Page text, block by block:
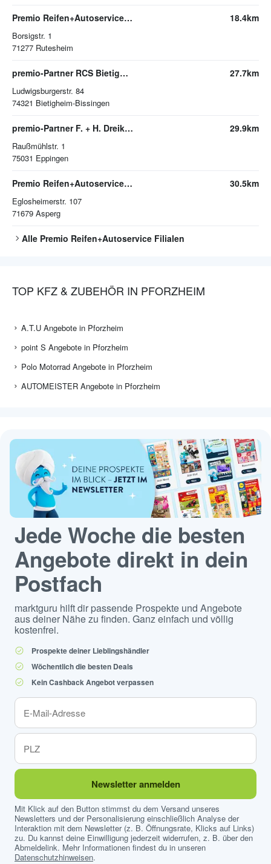
Premio Reifen+Autoservice Rutesheim
Borsigstr. 1
71277 Rutesheim
18.4km
premio-Partner RCS Bietigheim-Bissingen
Ludwigsburgerstr. 84
74321 Bietigheim-Bissingen
27.7km
premio-Partner F. + H. Dreikluft Reifenhandel
Raußmühlstr. 1
75031 Eppingen
29.9km
Premio Reifen+Autoservice Asperg
Eglosheimerstr. 107
71679 Asperg
30.5km
Alle Premio Reifen+Autoservice Filialen
TOP KFZ & ZUBEHÖR IN PFORZHEIM
A.T.U Angebote in Pforzheim
point S Angebote in Pforzheim
Polo Motorrad Angebote in Pforzheim
AUTOMEISTER Angebote in Pforzheim
Jede Woche die besten
Angebote direkt in dein
Postfach
marktguru hilft dir passende Prospekte und Angebote
aus deiner Nähe zu finden. Ganz einfach und völlig
kostenfrei.
Prospekte deiner Lieblingshändler
Wöchentlich die besten Deals
Kein Cashback Angebot verpassen
Newsletter anmelden
Mit Klick auf den Button stimmst du dem Versand unseres
Newsletters und der Personalisierung einschließlich Analyse der
Interaktion mit dem Newsletter (z. B. Öffnungsrate, Klicks auf Links)
zu. Du kannst deine Einwilligung jederzeit widerrufen, z. B. über den
Abmeldelink. Mehr Informationen findest du in unseren
Datenschutzhinweisen.